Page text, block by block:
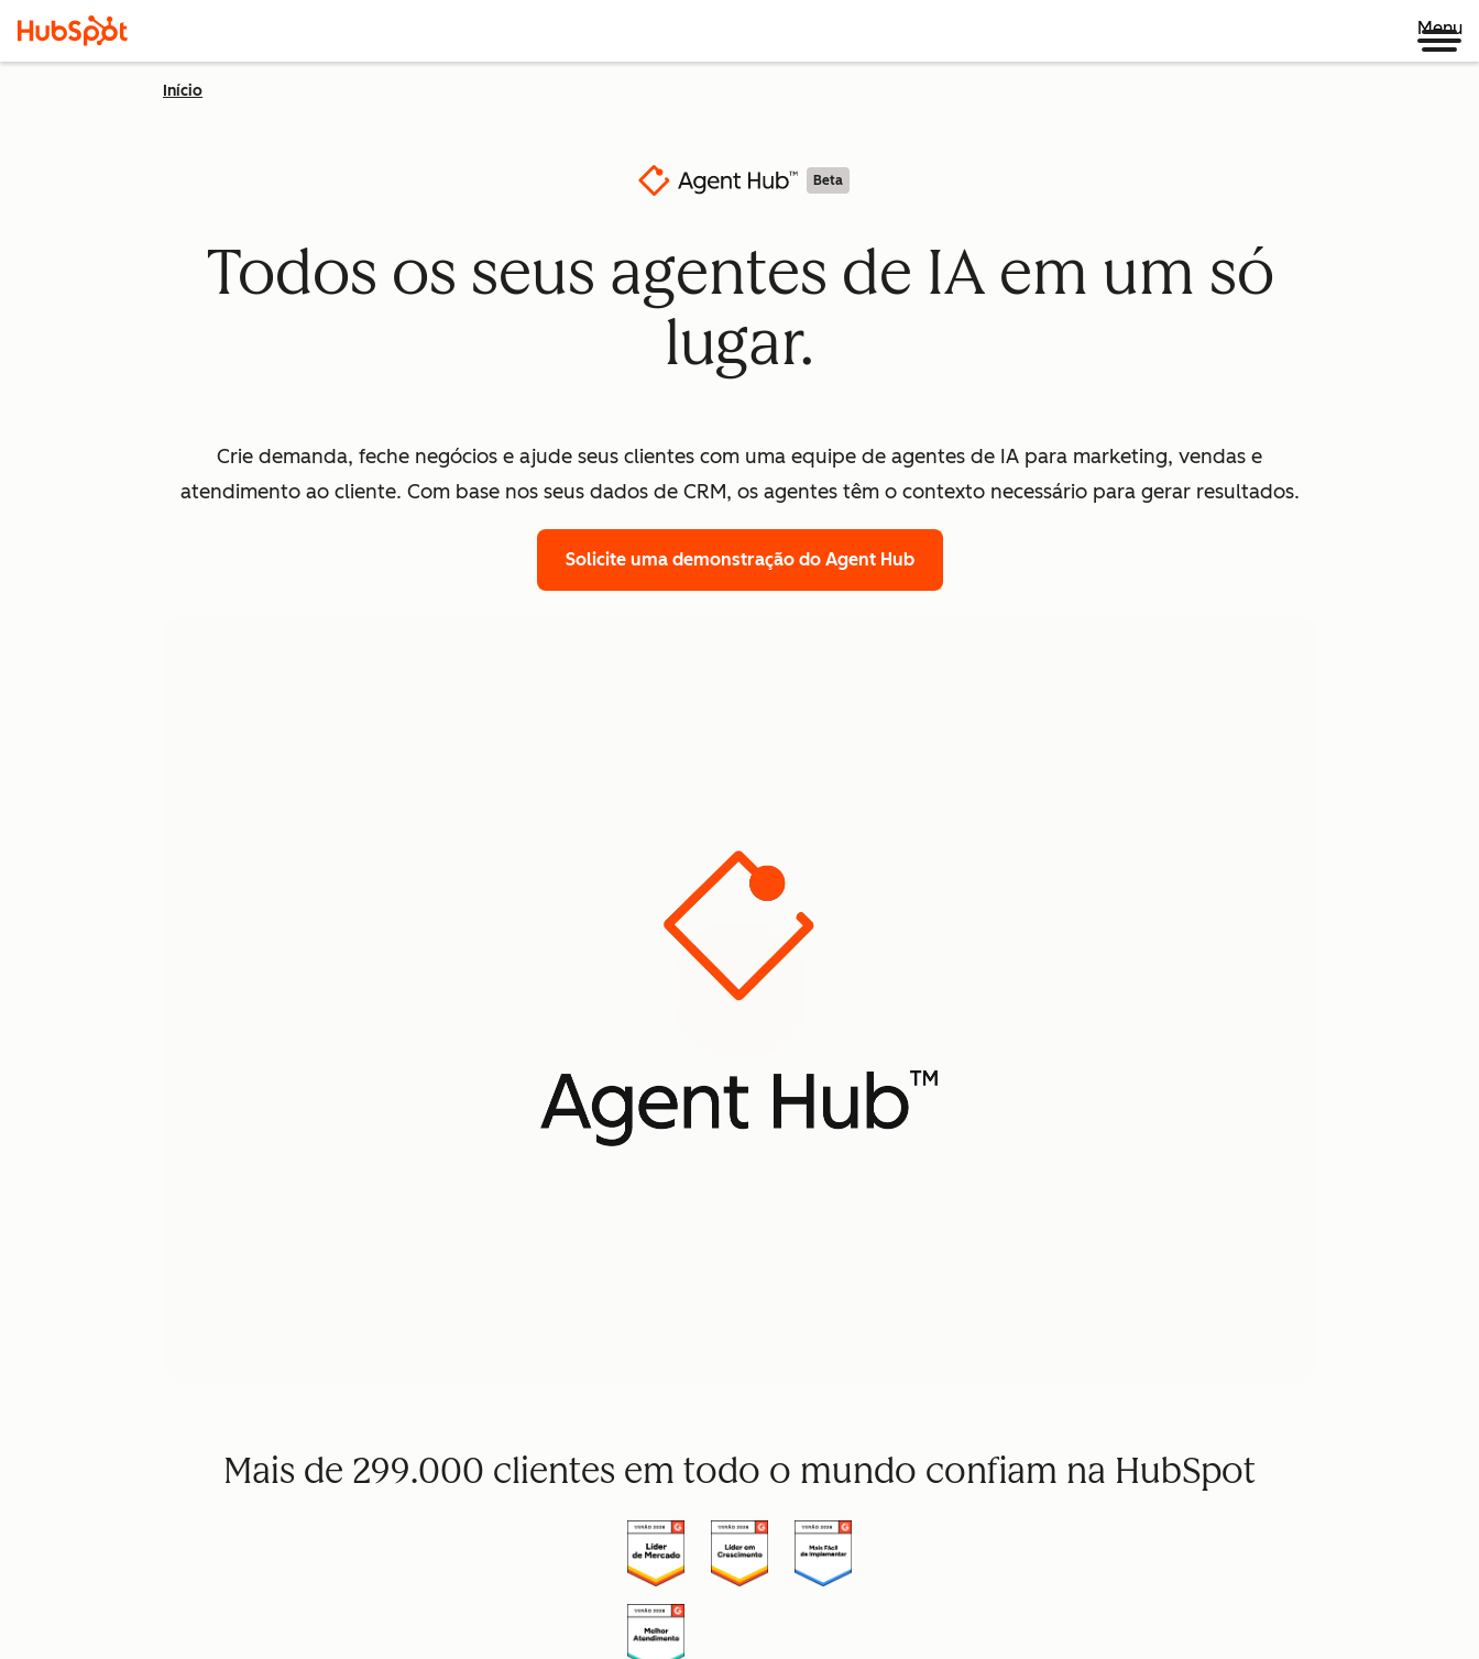
Menu
Início
Beta
Todos os seus agentes de IA em um só
lugar.
Crie demanda, feche negócios e ajude seus clientes com uma equipe de agentes de IA para marketing, vendas e
atendimento ao cliente. Com base nos seus dados de CRM, os agentes têm o contexto necessário para gerar resultados.
Solicite uma demonstração do Agent Hub
Mais de 299.000 clientes em todo o mundo confiam na HubSpot